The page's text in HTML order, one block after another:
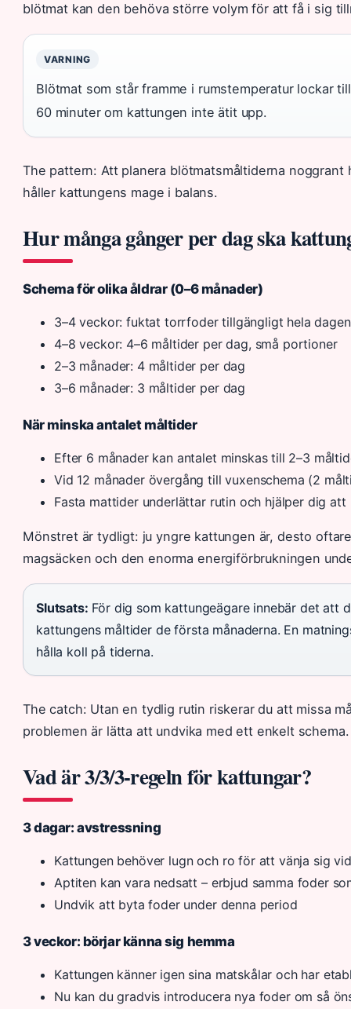
blötmat kan den behöva större volym för att få i sig
VARNING
Blötmat som står framme i rumstemperatur lockar
60 minuter om kattungen inte ätit upp.
The pattern: Att planera blötmatsmåltiderna
håller kattungens mage i balans.
Hur många gånger per dag ska
Schema för olika åldrar (0–6 månader)
3–4 veckor: fuktat torrfoder tillgängligt hela dagen
4–8 veckor: 4–6 måltider per dag, små portioner
2–3 månader: 4 måltider per dag
3–6 månader: 3 måltider per dag
När minska antalet måltider
Efter 6 månader kan antalet minskas till 2–3
Vid 12 månader övergång till vuxenschema (2
Fasta mattider underlättar rutin och hjälper dig
Mönstret är tydligt: ju yngre kattungen är, desto
magsäcken och den enorma energiförbrukningen
Slutsats: För dig som kattungeägare innebär det att
kattungens måltider de första månaderna. En
hålla koll på tiderna.
The catch: Utan en tydlig rutin riskerar du att missa
problemen är lätta att undvika med ett enkelt schema.
Vad är 3/3/3-regeln för kattungar?
3 dagar: avstressning
Kattungen behöver lugn och ro för att vänja sig
Aptiten kan vara nedsatt – erbjud samma foder
Undvik att byta foder under denna period
3 veckor: börjar känna sig hemma
Kattungen känner igen sina matskålar och har
Nu kan du gradvis introducera nya foder om så